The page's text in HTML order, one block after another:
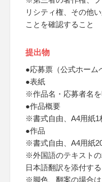
リシティ権、その他
ことを確認すること
提出物
●応募票（公式ホーム
●表紙
※作品名・応募者名
●作品概要
※書式自由、A4用紙1
●作品
※書式自由、A4用紙
※外国語のテキスト
日本語翻訳を添付する
※脚色、翻案の場合